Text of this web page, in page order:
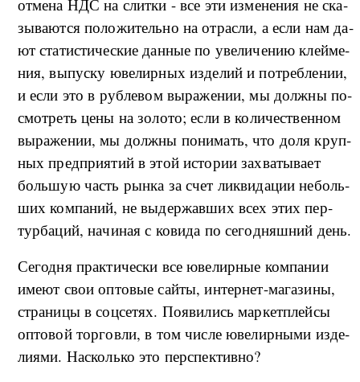
от­ме­на НДС на сли­т­ки - все эти из­ме­не­ния не ска­
зы­ва­ют­ся по­ло­жи­тель­но на от­рас­ли, а ес­ли нам да­
ют ста­ти­сти­че­ские дан­ные по уве­ли­че­нию клей­ме­
ния, вы­пус­ку юве­ли­р­ных из­де­лий и по­треб­ле­нии,
и ес­ли это в руб­ле­вом вы­ра­же­нии, мы дол­ж­ны по­
смо­т­реть це­ны на зо­ло­то; ес­ли в ко­ли­че­ствен­ном
вы­ра­же­нии, мы дол­ж­ны по­ни­мать, что до­ля кру­п­
ных пред­при­я­тий в этой ис­то­рии за­хва­ты­ва­ет
боль­шую часть ры­н­ка за счет ли­к­ви­да­ции не­боль­
ших ко­м­па­ний, не вы­дер­жав­ших всех этих пе­р­
тур­ба­ций, на­чи­ная с ко­ви­да по се­го­д­ня­ш­ний день.
Се­год­ня пра­к­ти­че­ски все юве­ли­р­ные ко­м­па­нии
име­ют свои опто­вые сай­ты, ин­тер­нет-­ма­га­зи­ны,
стра­ни­цы в со­ц­се­тях. По­яви­лись мар­кет­плей­сы
опто­вой тор­го­в­ли, в том чис­ле юве­ли­р­ны­ми из­де­
ли­я­ми. Нас­коль­ко это пе­р­с­пе­к­тив­но?